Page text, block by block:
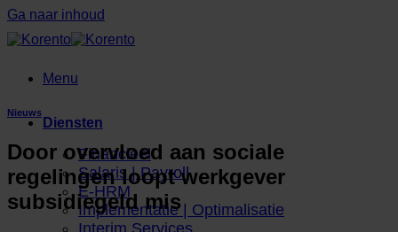
Ga naar inhoud
Menu
Diensten
Financieel
Salaris | Payroll
E-HRM
Implementatie | Optimalisatie
Interim Services
Nieuws
Door overvloed aan sociale
regelingen loopt werkgever
subsidiegeld mis